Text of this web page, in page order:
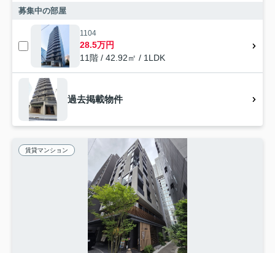
募集中の部屋
1104
28.5万円
11階 / 42.92㎡ / 1LDK
過去掲載物件
賃貸マンション